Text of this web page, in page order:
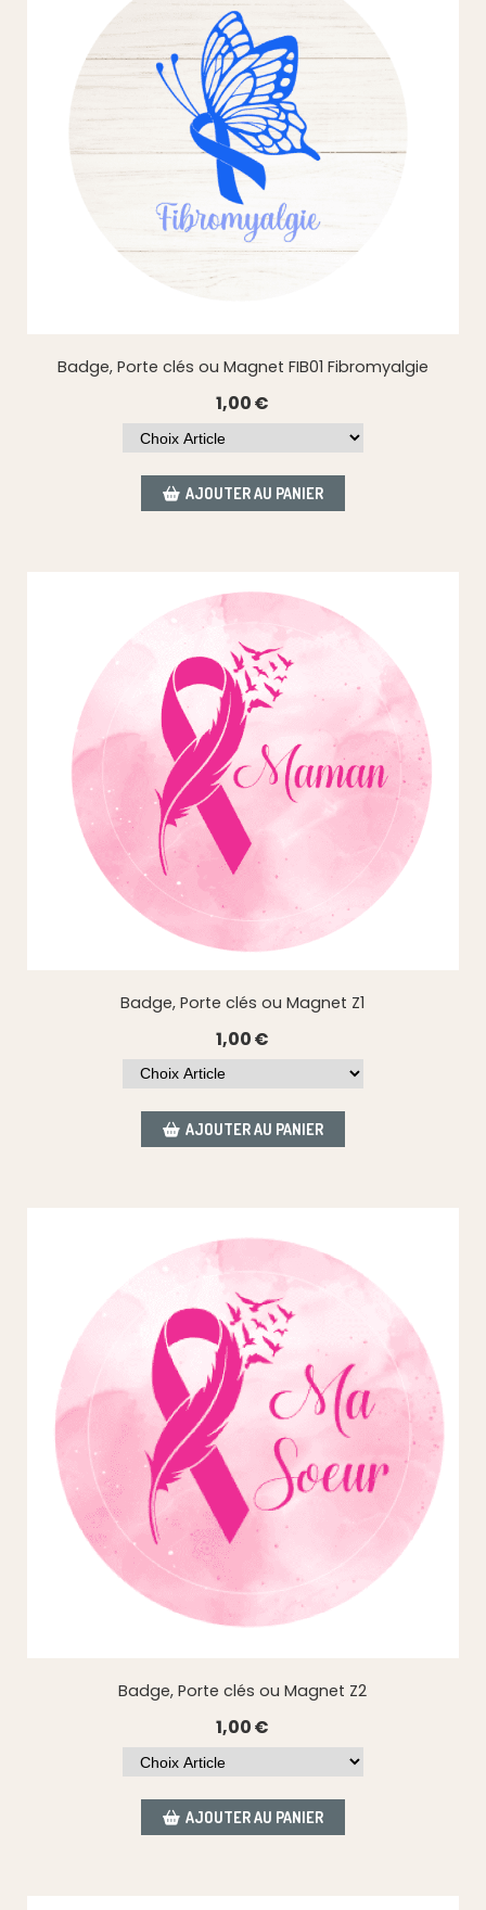
Badge, Porte clés ou Magnet FIB01 Fibromyalgie
1,00€
AJOUTER AU PANIER
Badge, Porte clés ou Magnet Z1
1,00€
AJOUTER AU PANIER
Badge, Porte clés ou Magnet Z2
1,00€
AJOUTER AU PANIER